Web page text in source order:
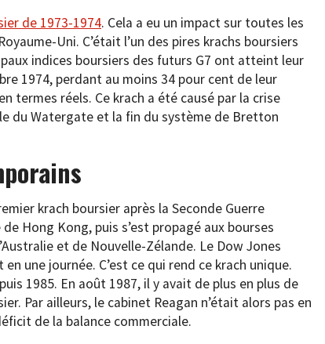
de 1973-1974. Cela a eu un impact sur toutes les
Uni. C’était l’un des pires krachs boursiers
indices boursiers des futurs G7 ont atteint leur
1974, perdant au moins 34 pour cent de leur
termes réels. Ce krach a été causé par la crise
du Watergate et la fin du système de Bretton
krach boursier après la Seconde Guerre
Hong Kong, puis s’est propagé aux bourses
et de Nouvelle-Zélande. Le Dow Jones
une journée. C’est ce qui rend ce krach unique.
1985. En août 1987, il y avait de plus en plus de
Par ailleurs, le cabinet Reagan n’était alors pas en
de la balance commerciale.